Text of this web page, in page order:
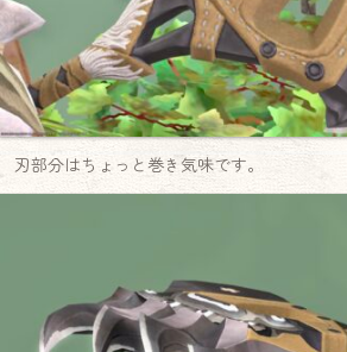
刃部分はちょっと巻き気味です。